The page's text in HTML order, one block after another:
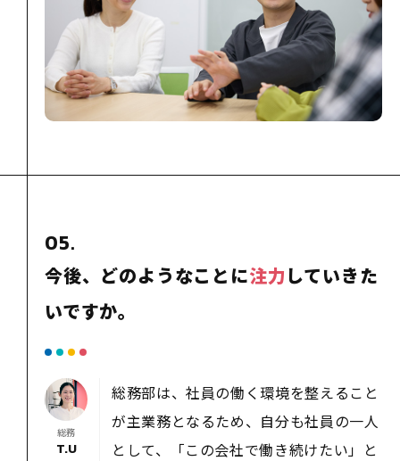
05.
今後、どのようなことに注力 していきた
いですか。
総務
T.U
総務部は、社員の働く環境を整えること
が主業務となるため、自分も社員の一人
として、「この会社で働き続けたい」と